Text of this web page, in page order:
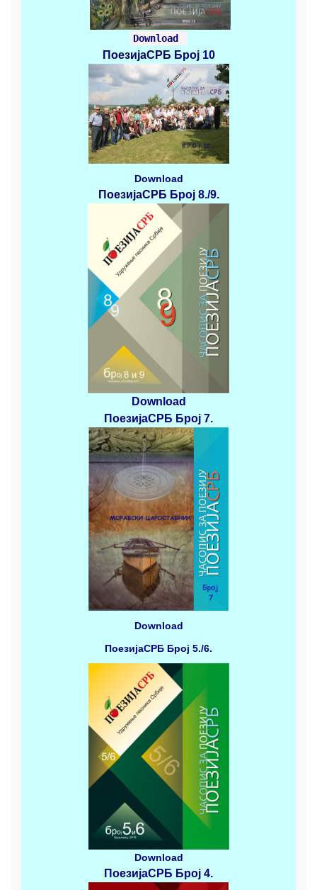
Download
ПоезијаСРБ Број 10
Download
ПоезијаСРБ Број 8./9.
Download
ПоезијаСРБ Број 7.
Download
ПоезијаСРБ Број 5./6.
Download
ПоезијаСРБ Број 4.